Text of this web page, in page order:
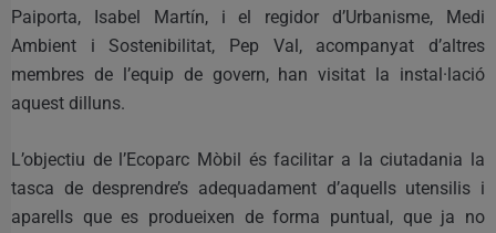
Paiporta, Isabel Martín, i el regidor d’Urbanisme, Medi
Ambient i Sostenibilitat, Pep Val, acompanyat d’altres
membres de l’equip de govern, han visitat la instal·lació
aquest dilluns.
L’objectiu de l’Ecoparc Mòbil és facilitar a la ciutadania la
tasca de desprendre’s adequadament d’aquells utensilis i
aparells que es produeixen de forma puntual, que ja no